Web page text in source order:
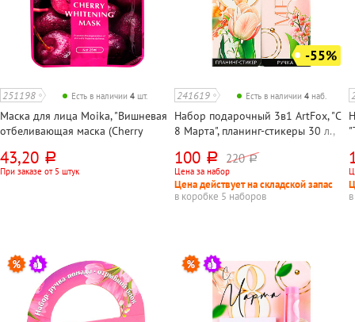
251198 Есть в наличии 4 шт.
Маска для лица Moika, "Вишневая
отбеливающая маска (Cherry
экстрактом вишни, 28г
43,20 руб.
При заказе от 5 штук
-55%
241619 Есть в наличии 4 наб.
Набор подарочный 3в1 ArtFox, "С
8 Марта", планинг-стикеры 30 л.,
100 руб. 220 руб.
Цена за набор
Цена действует на складской запас
в коробке 5 наборов